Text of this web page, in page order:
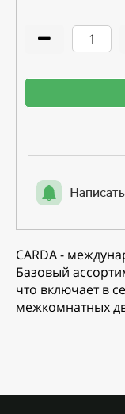
CARDA -
Базовый
что включает в
межкомнатных